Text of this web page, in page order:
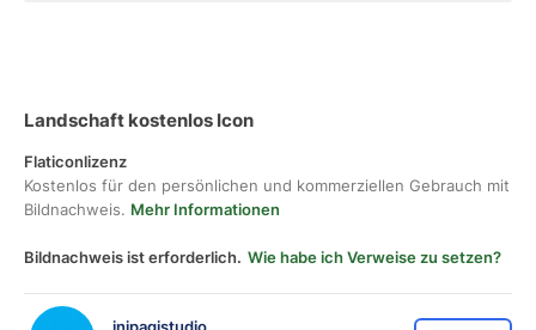
Landschaft kostenlos Icon
Flaticonlizenz
Kostenlos für den persönlichen und kommerziellen Gebrauch mit
Bildnachweis. Mehr Informationen
Bildnachweis ist erforderlich. Wie habe ich Verweise zu setzen?
inipagistudio